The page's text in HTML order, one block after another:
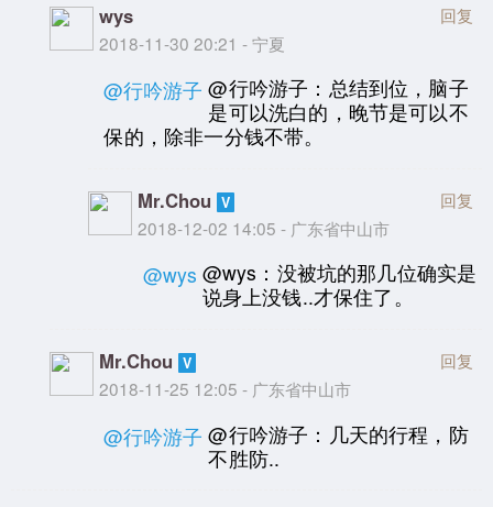
wys
2018-11-30 20:21 - 宁夏
回复
@行吟游子 @行吟游子：总结到位，脑子
是可以洗白的，晚节是可以不
保的，除非一分钱不带。
Mr.Chou
2018-12-02 14:05 - 广东省中山市
回复
@wys @wys：没被坑的那几位确实是
说身上没钱..才保住了。
Mr.Chou
2018-11-25 12:05 - 广东省中山市
回复
@行吟游子 @行吟游子：几天的行程，防
不胜防..